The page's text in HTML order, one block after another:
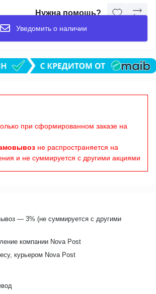
Нужна помощь?
Уведомить о наличии
при сформированном заказе на
не распространяется на
и не суммируется с другими акциями
— 3% (не суммируется с другими
компании Nova Post
курьером Nova Post